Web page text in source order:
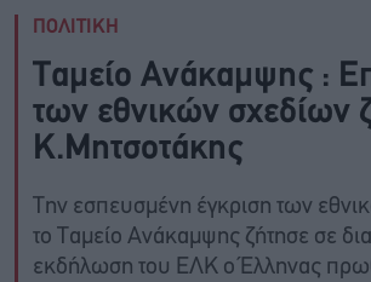
ΠΟΛΙΤΙΚΗ
Ταμείο Ανάκαμψης :
των εθνικών σχεδίων
Κ.Μητσοτάκης
Την εσπευσμένη έγκριση των
το Ταμείο Ανάκαμψης ζήτησε σε
εκδήλωση του ΕΛΚ ο Έλληνας